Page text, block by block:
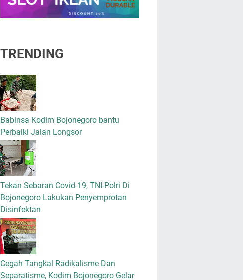
TRENDING
Babinsa Kodim Bojonegoro bantu
Perbaiki Jalan Longsor
Tekan Sebaran Covid-19, TNI-Polri Di
Bojonegoro Lakukan Penyemprotan
Disinfektan
Cegah Tangkal Radikalisme Dan
Separatisme, Kodim Bojonegoro Gelar